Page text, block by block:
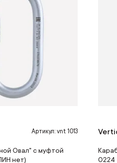
Артикул: vnt 1013
Овал" с муфтой
нет)
0224